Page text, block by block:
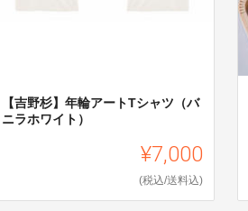
【吉野杉】年輪アートTシャツ（バ
ニラホワイト）
¥7,000
(税込/送料込)